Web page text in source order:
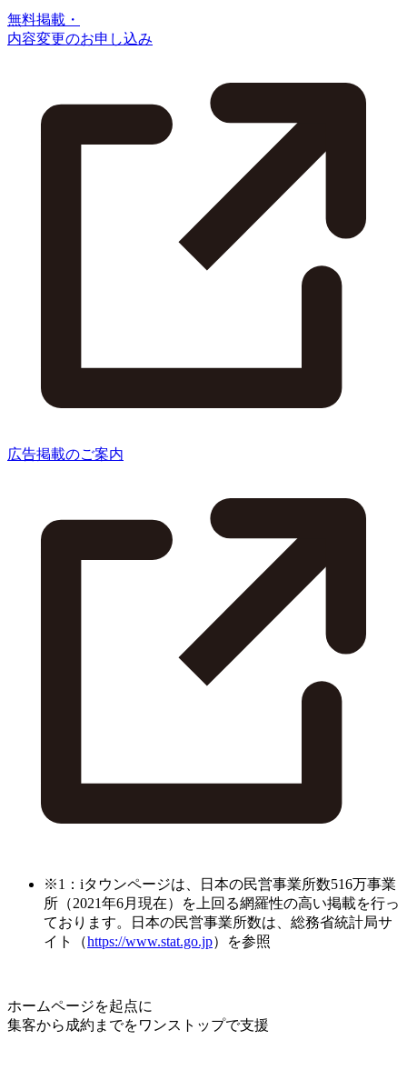
無料掲載・
内容変更のお申し込み
広告掲載のご案内
※1：iタウンページは、日本の民営事業所数516万事業
所（2021年6月現在）を上回る網羅性の高い掲載を行っ
ております。日本の民営事業所数は、総務省統計局サ
イト（https://www.stat.go.jp）を参照
ホームページを起点に
集客から成約までをワンストップで支援